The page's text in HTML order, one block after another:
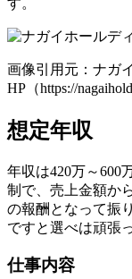
画像引用元：ナガ
HP（https://
想定年収
年収は420万～600
制で、売上金額か
の報酬となって振
ですと選べは頑張
仕事内容